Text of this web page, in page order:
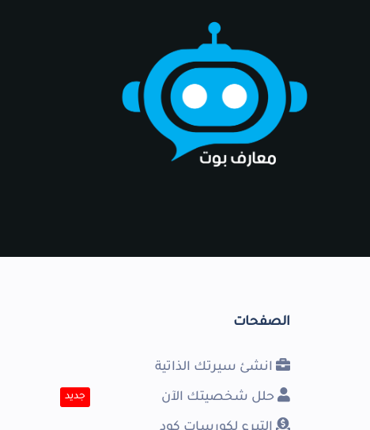
الصفحات
انشئ سيرتك الذاتية
حلل شخصيتك الآن جديد